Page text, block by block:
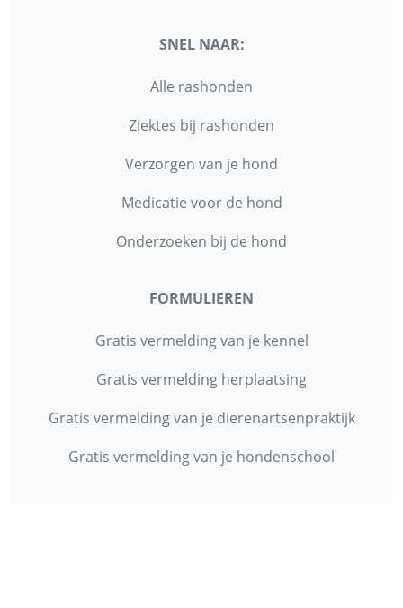
SNEL NAAR:
Alle rashonden
Ziektes bij rashonden
Verzorgen van je hond
Medicatie voor de hond
Onderzoeken bij de hond
FORMULIEREN
Gratis vermelding van je kennel
Gratis vermelding herplaatsing
Gratis vermelding van je dierenartsenpraktijk
Gratis vermelding van je hondenschool